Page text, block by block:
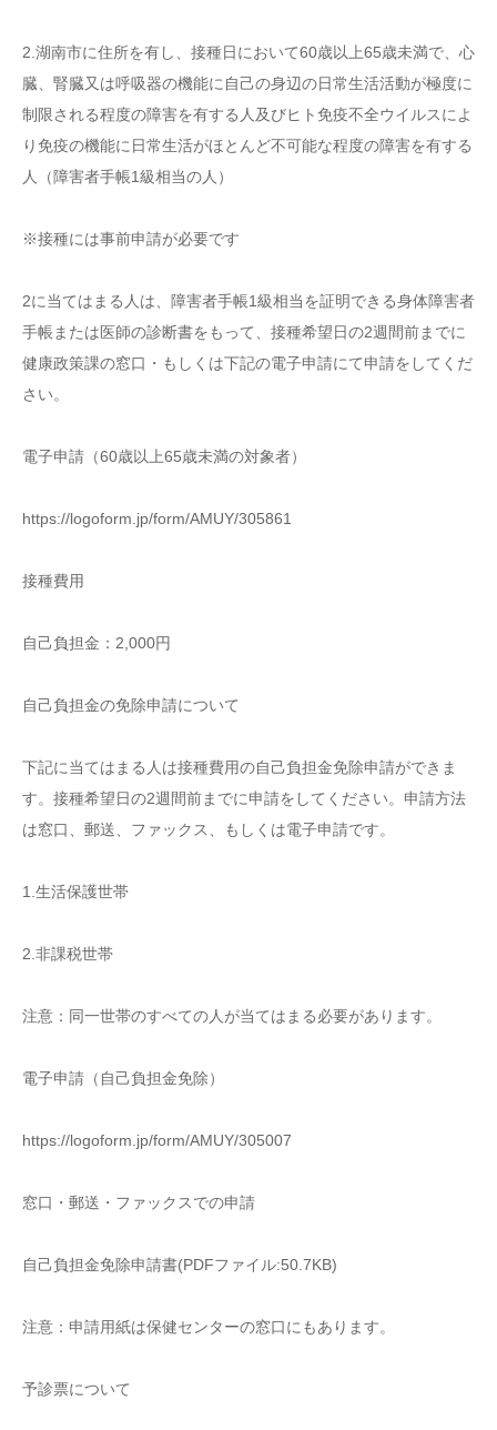
2.湖南市に住所を有し、接種日において60歳以上65歳未満で、心
臓、腎臓又は呼吸器の機能に自己の身辺の日常生活活動が極度に
制限される程度の障害を有する人及びヒト免疫不全ウイルスによ
り免疫の機能に日常生活がほとんど不可能な程度の障害を有する
人（障害者手帳1級相当の人）
※接種には事前申請が必要です
2に当てはまる人は、障害者手帳1級相当を証明できる身体障害者
手帳または医師の診断書をもって、接種希望日の2週間前までに
健康政策課の窓口・もしくは下記の電子申請にて申請をしてくだ
さい。
電子申請（60歳以上65歳未満の対象者）
https://logoform.jp/form/AMUY/305861
接種費用
自己負担金：2,000円
自己負担金の免除申請について
下記に当てはまる人は接種費用の自己負担金免除申請ができま
す。接種希望日の2週間前までに申請をしてください。申請方法
は窓口、郵送、ファックス、もしくは電子申請です。
1.生活保護世帯
2.非課税世帯
注意：同一世帯のすべての人が当てはまる必要があります。
電子申請（自己負担金免除）
https://logoform.jp/form/AMUY/305007
窓口・郵送・ファックスでの申請
自己負担金免除申請書(PDFファイル:50.7KB)
注意：申請用紙は保健センターの窓口にもあります。
予診票について